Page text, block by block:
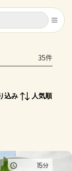
キャンセル
できます
キャンセル
35件
込み 人気順
15分